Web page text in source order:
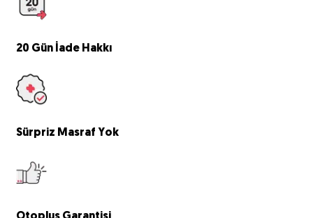
20 Gün İade Hakkı
Sürpriz Masraf Yok